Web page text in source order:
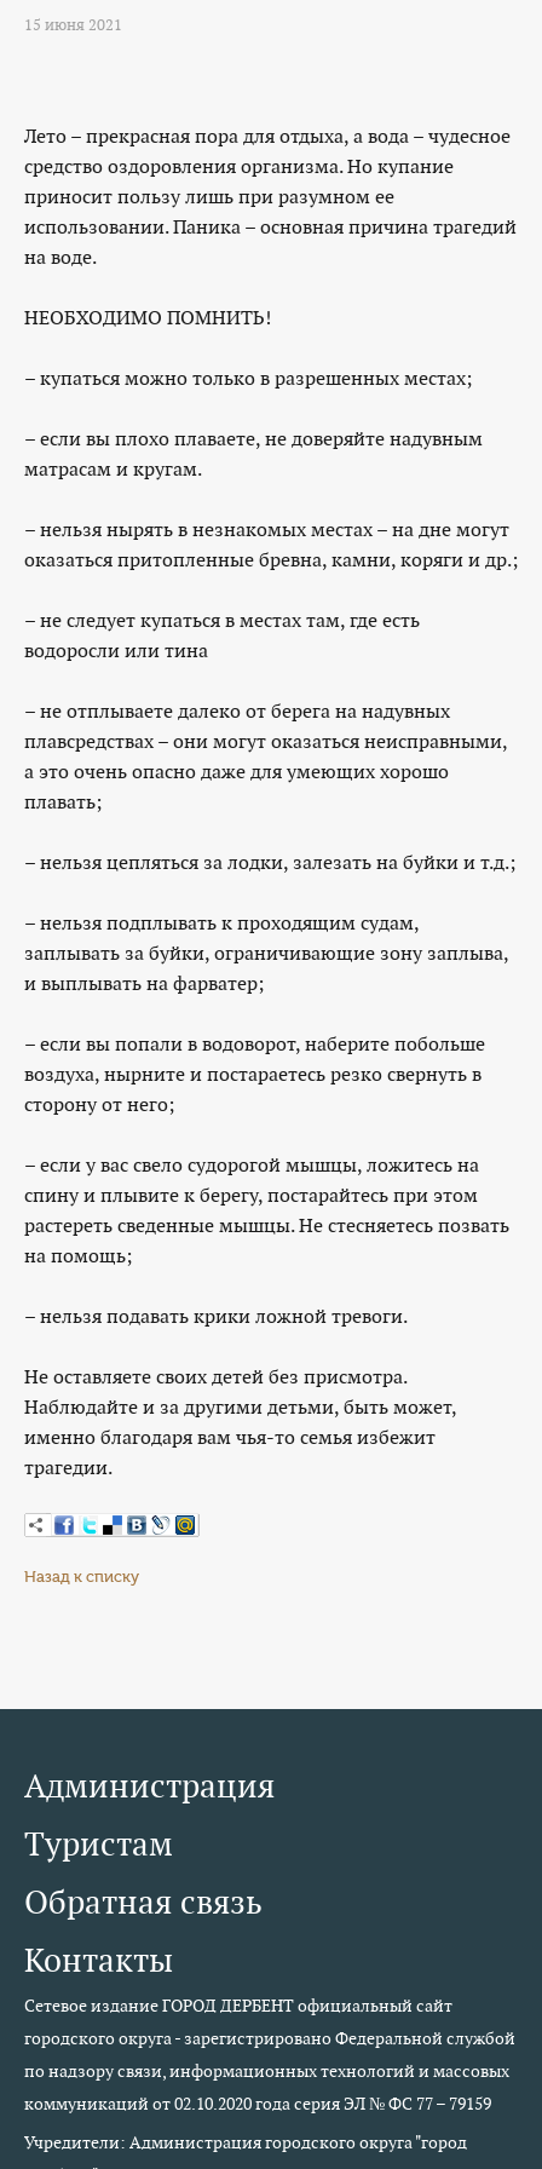
15 июня 2021
Лето – прекрасная пора для отдыха, а вода – чудесное
средство оздоровления организма. Но купание
приносит пользу лишь при разумном ее
использовании. Паника – основная причина трагедий
на воде.
НЕОБХОДИМО ПОМНИТЬ!
– купаться можно только в разрешенных местах;
– если вы плохо плаваете, не доверяйте надувным
матрасам и кругам.
– нельзя нырять в незнакомых местах – на дне могут
оказаться притопленные бревна, камни, коряги и др.;
– не следует купаться в местах там, где есть
водоросли или тина
– не отплываете далеко от берега на надувных
плавсредствах – они могут оказаться неисправными,
а это очень опасно даже для умеющих хорошо
плавать;
– нельзя цепляться за лодки, залезать на буйки и т.д.;
– нельзя подплывать к проходящим судам,
заплывать за буйки, ограничивающие зону заплыва,
и выплывать на фарватер;
– если вы попали в водоворот, наберите побольше
воздуха, нырните и постараетесь резко свернуть в
сторону от него;
– если у вас свело судорогой мышцы, ложитесь на
спину и плывите к берегу, постарайтесь при этом
растереть сведенные мышцы. Не стесняетесь позвать
на помощь;
– нельзя подавать крики ложной тревоги.
Не оставляете своих детей без присмотра.
Наблюдайте и за другими детьми, быть может,
именно благодаря вам чья-то семья избежит
трагедии.
Назад к списку
Администрация
Туристам
Обратная связь
Контакты
Сетевое издание ГОРОД ДЕРБЕНТ официальный сайт
городского округа - зарегистрировано Федеральной службой
по надзору связи, информационных технологий и массовых
коммуникаций от 02.10.2020 года серия ЭЛ № ФС 77 – 79159
Учредители: Администрация городского округа "город